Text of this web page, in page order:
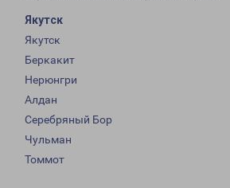
Якутск
Якутск
Беркакит
Нерюнгри
Алдан
Серебряный Бор
Чульман
Томмот